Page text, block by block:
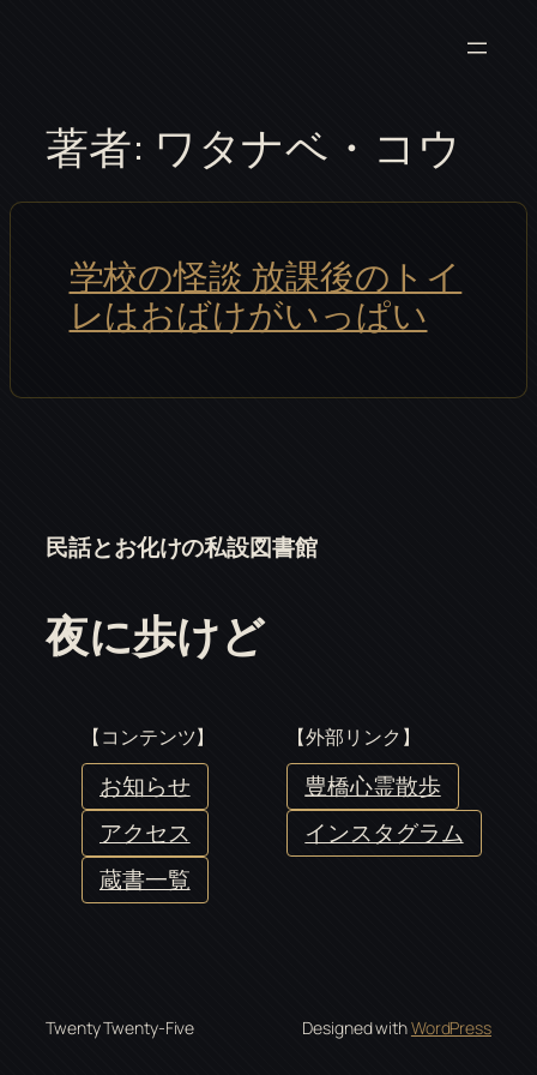
プ
著者: ワタナベ・コウ
学校の怪談 放課後のトイ
レはおばけがいっぱい
民話とお化けの私設図書館
夜に歩けど
【コンテンツ】
お知らせ
アクセス
蔵書一覧
【外部リンク】
豊橋心霊散歩
インスタグラム
Twenty Twenty-Five Designed withWordPress